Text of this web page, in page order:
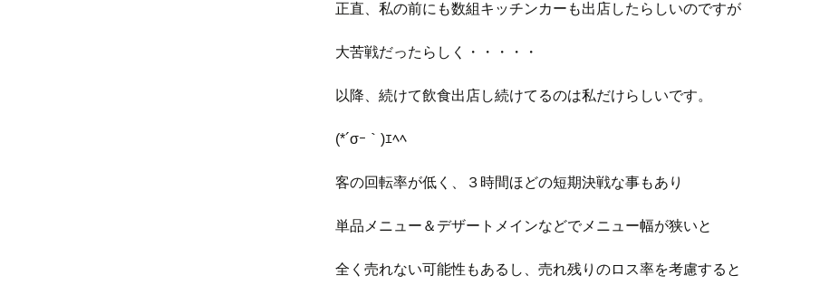
正直、私の前にも数組キッチンカーも出店したらしいのですが
大苦戦だったらしく・・・・・
以降、続けて飲食出店し続けてるのは私だけらしいです。
(*´σｰ｀)ｴﾍﾍ
客の回転率が低く、３時間ほどの短期決戦な事もあり
単品メニュー＆デザートメインなどでメニュー幅が狭いと
全く売れない可能性もあるし、売れ残りのロス率を考慮すると